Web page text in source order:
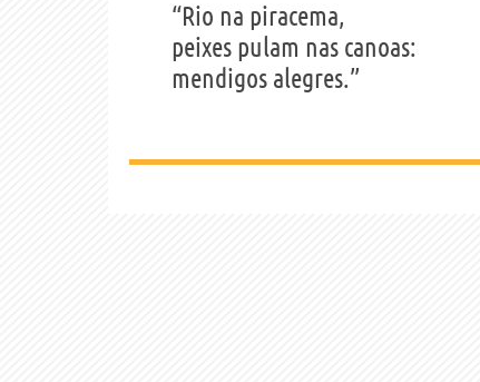
“Rio na piracema,
peixes pulam nas canoas:
mendigos alegres.”